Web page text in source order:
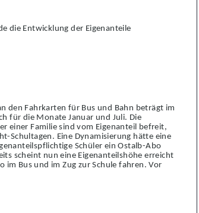
die Entwicklung der Eigenanteile
den Fahrkarten für Bus und Bahn beträgt im
für die Monate Januar und Juli. Die
einer Familie sind vom Eigenanteil befreit,
Schultagen. Eine Dynamisierung hätte eine
Schüler ein Ostalb-Abo
scheint nun eine Eigenanteilshöhe erreicht
Bus und im Zug zur Schule fahren. Vor